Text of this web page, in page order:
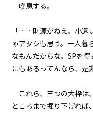
嘆息する。
「……財源がねえ。小遣
ゃアタシも思う。一人暮
なもんだからな。SPを
にもあるってんなら、是
これら、三つの大枠は
ところまで掘り下げれば